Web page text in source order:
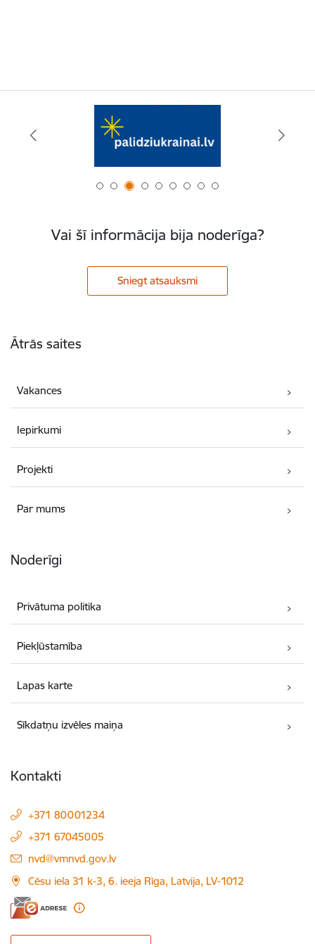
Vai šī informācija bija noderīga?
Sniegt atsauksmi
Ātrās saites
Vakances
Iepirkumi
Projekti
Par mums
Noderīgi
Privātuma politika
Piekļūstamība
Lapas karte
Sīkdatņu izvēles maiņa
Kontakti
+371 80001234
+371 67045005
E-pasts:
nvd@vmnvd.gov.lv
Cēsu iela 31 k-3, 6. ieeja Rīga, Latvija, LV-1012